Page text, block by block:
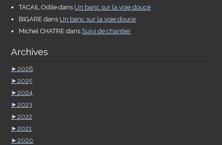
TACAIL Odile dans Un banc sur la voie douce
BIGARE dans Un banc sur la voie douce
Michel CHATRE dans Suivi de chantier
Archives
►2026
►2025
►2024
►2023
►2022
►2021
►2020